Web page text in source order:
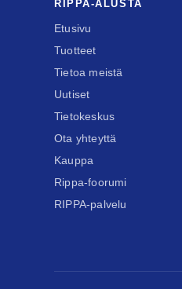
RIPPA-ALUSTA
Etusivu
Tuotteet
Tietoa meistä
Uutiset
Tietokeskus
Ota yhteyttä
Kauppa
Rippa-foorumi
RIPPA-palvelu